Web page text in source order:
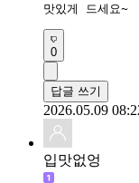
맛있게 드세요~
0
답글 쓰기
2026.05.09
입맛없엉